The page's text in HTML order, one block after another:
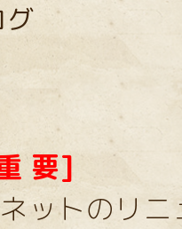
要]
ットのリニ